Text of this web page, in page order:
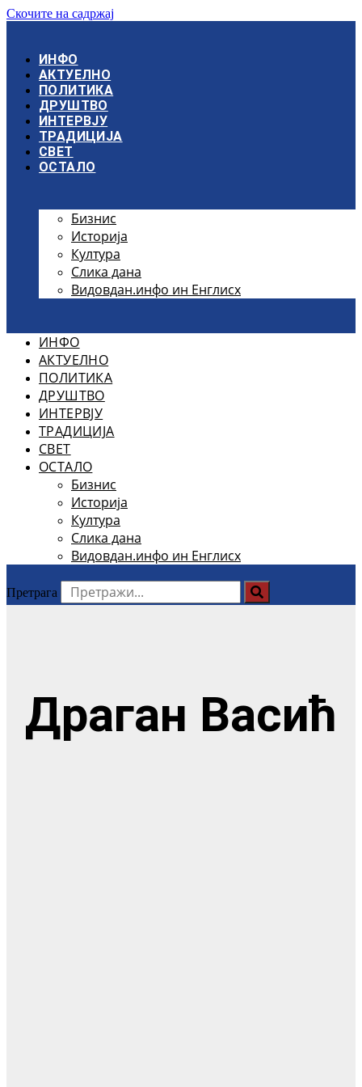
Скочите на садржај
ИНФО
АКТУЕЛНО
ПОЛИТИКА
ДРУШТВО
ИНТЕРВЈУ
ТРАДИЦИЈА
СВЕТ
ОСТАЛО
Бизнис
Историја
Култура
Слика дана
Видовдан.инфо ин Енглисх
ИНФО
АКТУЕЛНО
ПОЛИТИКА
ДРУШТВО
ИНТЕРВЈУ
ТРАДИЦИЈА
СВЕТ
ОСТАЛО
Бизнис
Историја
Култура
Слика дана
Видовдан.инфо ин Енглисх
Претрага
Драган Васић